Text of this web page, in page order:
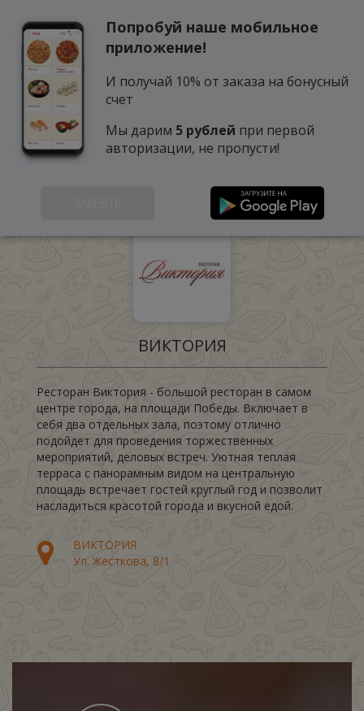
ВИКТОРИЯ
Ресторан Виктория - большой ресторан в самом
центре города, на площади Победы. Включает в
себя два отдельных зала, поэтому отлично
подойдет для проведения торжественных
мероприятий, деловых встреч. Уютная теплая
терраса с панорамным видом на центральную
площадь встречает гостей круглый год и позволит
насладиться красотой города и вкусной едой.
ВИКТОРИЯ
Ул. Жесткова, 8/1
Попробуй наше мобильное
приложение!
И получай 10% от заказа на бонусный
счет
Мы дарим 5 рублей при первой
авторизации, не пропусти!